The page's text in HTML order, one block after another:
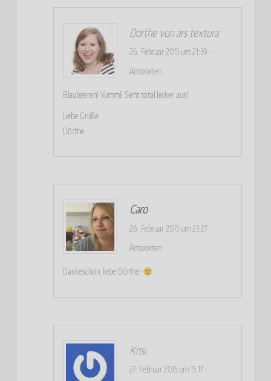
Dörthe von ars textura
26. Februar 2015 um 21:39 -
Antworten
Blaubeeren! Yummi! Sieht total lecker aus!
Liebe Grüße
Dörthe
Caro
26. Februar 2015 um 23:27 -
Antworten
Dankeschön, liebe Dörthe!
Krisi
27. Februar 2015 um 15:17 -